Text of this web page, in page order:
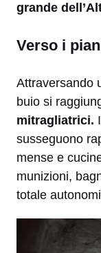
grande
Verso i
Attraversando
buio si
mitragliatrici.
susseguono
mense e
munizioni,
totale